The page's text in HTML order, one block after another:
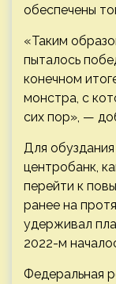
обеспечены
«Таким
пыталось
конечном
монстра, с
сих пор», —
Для
центробанк,
перейти к
ранее на
удерживал
2022-м
Федеральная